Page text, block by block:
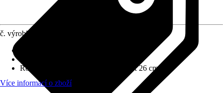
č. výrobku
Rozměry (ŠxVxH)
56 cm x 29 cm x 26 cm
Více informací o zboží